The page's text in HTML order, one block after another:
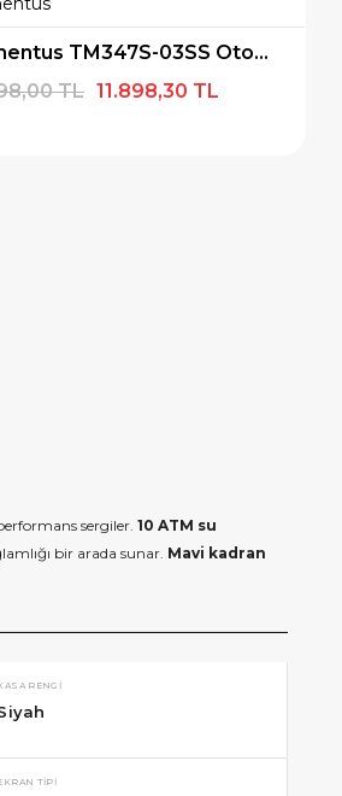
Momentus TM347S-03SS Otomatik Erkek Kol Saati
11.898,30 TL
TL
sergiler. 10 ATM su
bir arada sunar. Mavi kadran
RENGI
TIPI